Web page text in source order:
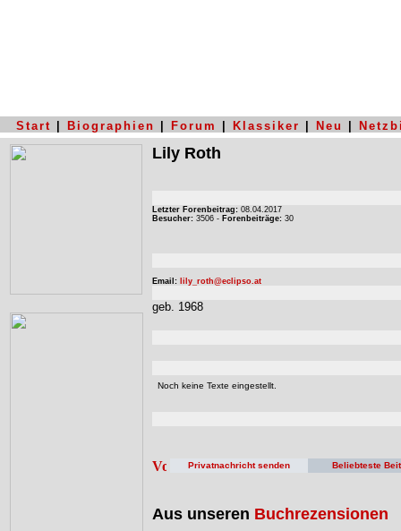
Start Biographien Forum Klassiker Neu
Lily Roth
Letzter Forenbeitrag: 08.04.2017
Besucher: 3506 - Forenbeiträge: 30
Email: lily_roth@eclipso.at
geb. 1968
Noch keine Texte eingestellt.
Privatnachricht senden Beliebteste
Aus unseren Buchrezensionen